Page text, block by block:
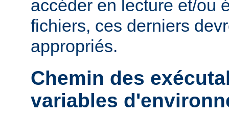
accéder en lecture et/ou
fichiers, ces derniers
appropriés.
Chemin des
variables